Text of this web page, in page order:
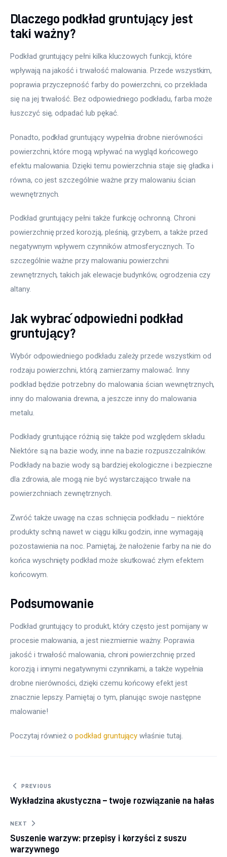
Dlaczego podkład gruntujący jest
taki ważny?
Podkład gruntujący pełni kilka kluczowych funkcji, które
wpływają na jakość i trwałość malowania. Przede wszystkim,
poprawia przyczepność farby do powierzchni, co przekłada
się na jej trwałość. Bez odpowiedniego podkładu, farba może
łuszczyć się, odpadać lub pękać.
Ponadto, podkład gruntujący wypełnia drobne nierówności
powierzchni, które mogą wpływać na wygląd końcowego
efektu malowania. Dzięki temu powierzchnia staje się gładka i
równa, co jest szczególnie ważne przy malowaniu ścian
wewnętrznych.
Podkład gruntujący pełni także funkcję ochronną. Chroni
powierzchnię przed korozją, pleśnią, grzybem, a także przed
negatywnym wpływem czynników atmosferycznych. To
szczególnie ważne przy malowaniu powierzchni
zewnętrznych, takich jak elewacje budynków, ogrodzenia czy
altany.
Jak wybrać odpowiedni podkład
gruntujący?
Wybór odpowiedniego podkładu zależy przede wszystkim od
rodzaju powierzchni, którą zamierzamy malować. Inny
podkład będzie potrzebny do malowania ścian wewnętrznych,
inny do malowania drewna, a jeszcze inny do malowania
metalu.
Podkłady gruntujące różnią się także pod względem składu.
Niektóre są na bazie wody, inne na bazie rozpuszczalników.
Podkłady na bazie wody są bardziej ekologiczne i bezpieczne
dla zdrowia, ale mogą nie być wystarczająco trwałe na
powierzchniach zewnętrznych.
Zwróć także uwagę na czas schnięcia podkładu – niektóre
produkty schną nawet w ciągu kilku godzin, inne wymagają
pozostawienia na noc. Pamiętaj, że nałożenie farby na nie do
końca wyschnięty podkład może skutkować złym efektem
końcowym.
Podsumowanie
Podkład gruntujący to produkt, który często jest pomijany w
procesie malowania, a jest niezmiernie ważny. Poprawia
jakość i trwałość malowania, chroni powierzchnię przed
korozją i innymi negatywnymi czynnikami, a także wypełnia
drobne nierówności, dzięki czemu końcowy efekt jest
znacznie lepszy. Pamiętaj o tym, planując swoje następne
malowanie!
Poczytaj również o podkład gruntujący właśnie tutaj.
Nawigacja wpisu
PREVIOUS
Wykładzina akustyczna – twoje rozwiązanie na hałas
NEXT
Suszenie warzyw: przepisy i korzyści z suszu
warzywnego